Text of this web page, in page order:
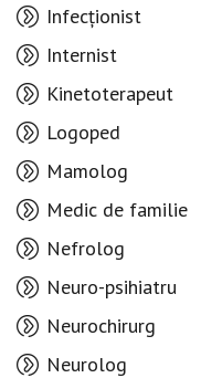
Infecționist
Internist
Kinetoterapeut
Logoped
Mamolog
Medic de familie
Nefrolog
Neuro-psihiatru
Neurochirurg
Neurolog